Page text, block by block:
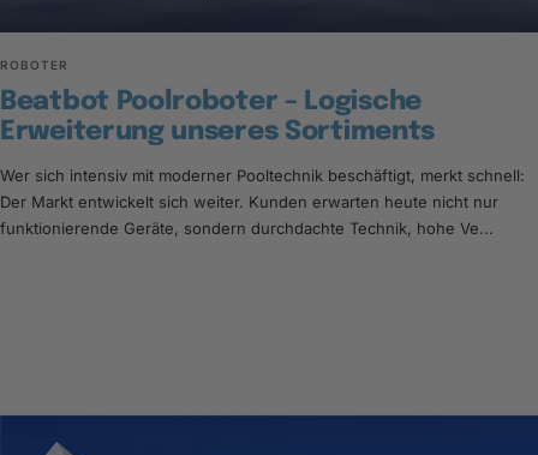
ROBOTER
Beatbot Poolroboter – Logische
Erweiterung unseres Sortiments
Wer sich intensiv mit moderner Pooltechnik beschäftigt, merkt schnell:
Der Markt entwickelt sich weiter. Kunden erwarten heute nicht nur
funktionierende Geräte, sondern durchdachte Technik, hohe Ve...